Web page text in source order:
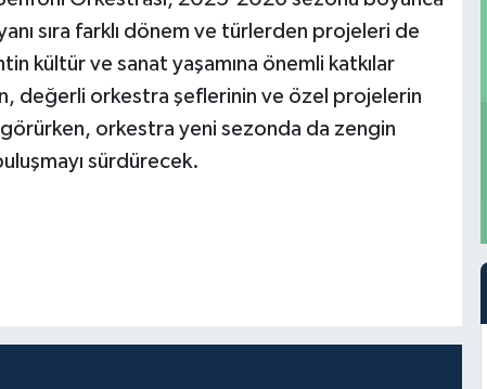
sıra farklı dönem ve türlerden projeleri de
kültür ve sanat yaşamına önemli katkılar
değerli orkestra şeflerinin ve özel projelerin
görürken, orkestra yeni sezonda da zengin
sürdürecek.